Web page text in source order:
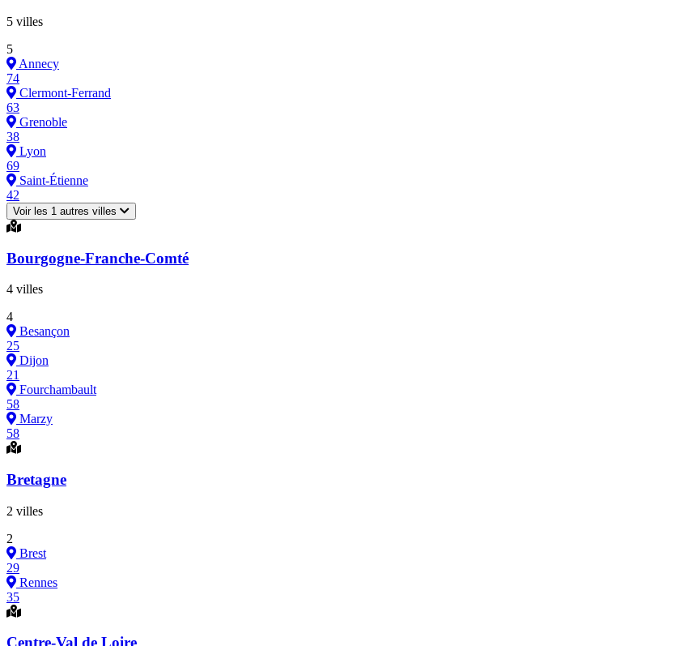
5 villes
5
Annecy
74
Clermont-Ferrand
63
Grenoble
38
Lyon
69
Saint-Étienne
42
Voir les 1 autres villes
Bourgogne-Franche-Comté
4 villes
4
Besançon
25
Dijon
21
Fourchambault
58
Marzy
58
Bretagne
2 villes
2
Brest
29
Rennes
35